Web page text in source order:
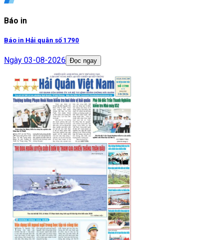
Báo in
Báo in Hải quân số 1790
Ngày 03-08-2026 Đọc ngay